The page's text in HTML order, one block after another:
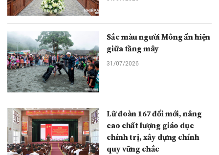
Sắc màu người Mông ẩn hiện
giữa tầng mây
31/07/2026
Lữ đoàn 167 đổi mới, nâng
cao chất lượng giáo dục
chính trị, xây dựng chính
quy vững chắc